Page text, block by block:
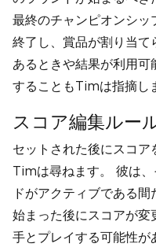
最終のチャンピオンシッ
終了し、賞品が割り当
あるときや結果が利用
することもTimは指摘し
スコア編集ルー
セットされた後にスコ
Timは尋ねます。 彼は
ドがアクティブである
始まった後にスコアが変
手とプレイする可能性